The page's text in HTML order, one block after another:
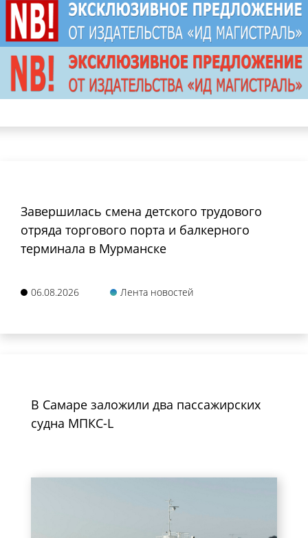
Завершилась смена детского трудового
отряда торгового порта и балкерного
терминала в Мурманске
06.08.2026 Лента новостей
В Самаре заложили два пассажирских
судна МПКС-L